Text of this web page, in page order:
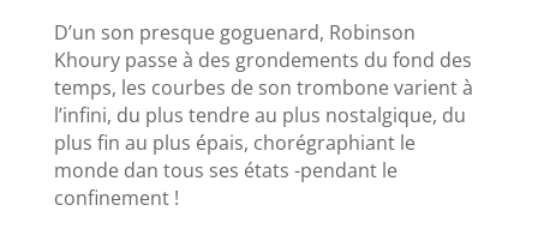
D’un son presque goguenard, Robinson
Khoury passe à des grondements du fond des
temps, les courbes de son trombone varient à
l’infini, du plus tendre au plus nostalgique, du
plus fin au plus épais, chorégraphiant le
monde dan tous ses états -pendant le
confinement !